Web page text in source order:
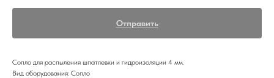
Отправить
Сопло для распыления шпатлевки и гидроизоляции 4 мм.
Вид оборудования: Сопло